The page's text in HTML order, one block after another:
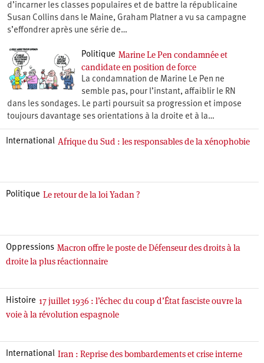
d’incarner les classes populaires et de battre la républicaine
Susan Collins dans le Maine, Graham Platner a vu sa campagne
s’effondrer après une série de…
Politique Marine Le Pen condamnée et
candidate en position de force
La condamnation de Marine Le Pen ne
semble pas, pour l’instant, affaiblir le RN
dans les sondages. Le parti poursuit sa progression et impose
toujours davantage ses orientations à la droite et à la…
International Afrique du Sud : les responsables de la xénophobie
Politique Le retour de la loi Yadan ?
Oppressions Macron offre le poste de Défenseur des droits à la
droite la plus réactionnaire
Histoire 17 juillet 1936 : l’échec du coup d’État fasciste ouvre la
voie à la révolution espagnole
International Iran : Reprise des bombardements et crise interne